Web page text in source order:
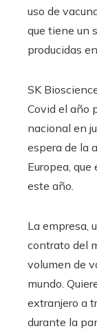
uso de
que tiene un
producidas
SK
Covid el año
nacional en
espera de la
Europea,
este año.
La empresa,
contrato del
volumen de
mundo.
extranjero a
durante la